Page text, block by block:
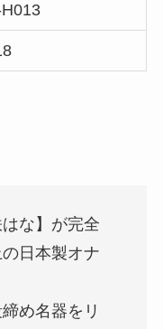
な】が完全
日本製オナ
め名器をリ